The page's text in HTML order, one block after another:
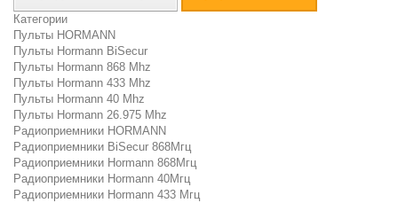
Категории
Пульты HORMANN
Пульты Hormann BiSecur
Пульты Hormann 868 Mhz
Пульты Hormann 433 Mhz
Пульты Hormann 40 Mhz
Пульты Hormann 26.975 Mhz
Радиоприемники HORMANN
Радиоприемники BiSecur 868Мгц
Радиоприемники Hormann 868Мгц
Радиоприемники Hormann 40Мгц
Радиоприемники Hormann 433 Мгц